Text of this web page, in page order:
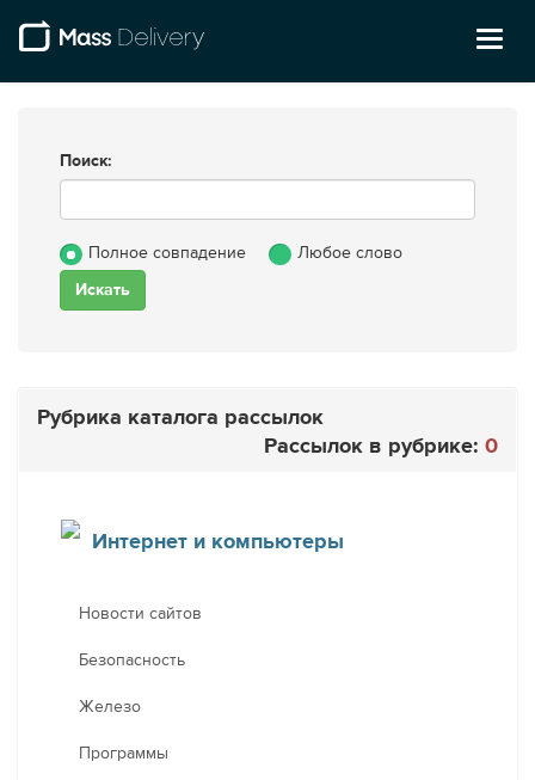
Поиск:
Полное совпадение Любое слово
Рубрика каталога рассылок
Рассылок в рубрике: 0
Интернет и компьютеры
Новости сайтов
Безопасность
Железо
Программы